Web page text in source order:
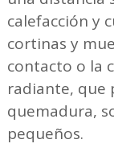
calefacción y
cortinas y
contacto o la
radiante, que
quemadura,
pequeños.